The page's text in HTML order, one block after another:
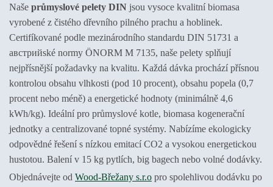
až
€5,200.00
Naše průmyslové pelety DIN jsou vysoce kvalitní biomasa
vyrobené z čistého dřevního pilného prachu a hoblinek.
Certifíkované podle mezinárodního standardu DIN 51731 a
австрийské normy ÖNORM M 7135, naše pelety splňují
nejpřísnější požadavky na kvalitu. Každá dávka prochází přísnou
kontrolou obsahu vlhkosti (pod 10 procent), obsahu popela (0,7
procent nebo méně) a energetické hodnoty (minimálně 4,6
kWh/kg). Ideální pro průmyslové kotle, biomasa kogenerační
jednotky a centralizované topné systémy. Nabízíme ekologicky
odpovědné řešení s nízkou emitací CO2 a vysokou energetickou
hustotou. Balení v 15 kg pytlích, big bagech nebo volné dodávky.
Objednávejte od Wood-Břežany s.r.o pro spolehlivou dodávku po